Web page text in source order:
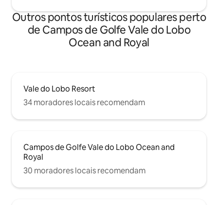
Outros pontos turísticos populares perto
de Campos de Golfe Vale do Lobo
Ocean and Royal
Vale do Lobo Resort
34 moradores locais recomendam
Campos de Golfe Vale do Lobo Ocean and
Royal
30 moradores locais recomendam